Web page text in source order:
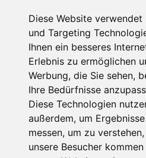
Diese Website verwendet
und Targeting
Ihnen ein besseres
Erlebnis zu ermöglichen
Werbung, die Sie sehen,
Ihre Bedürfnisse
Diese Technologien
außerdem, um
messen, um zu
unsere Besucher
machen es
Teppich in Ihrem gewünschten
60cm. Vor allem in Schlafzimmern
Oberfläche ein sehr beliebter
Fletco Fluffy und Fletco Hermelin